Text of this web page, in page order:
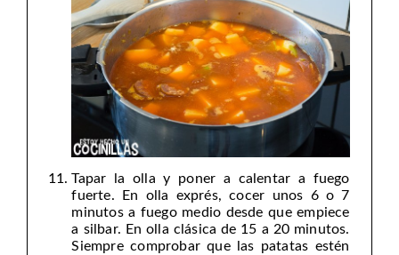
Tapar la olla y poner a calentar a fuego
fuerte. En olla exprés, cocer unos 6 o 7
minutos a fuego medio desde que empiece
a silbar. En olla clásica de 15 a 20 minutos.
Siempre comprobar que las patatas estén